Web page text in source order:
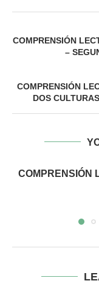
COMPRENSIÓN
–
COMPRENSIÓN
DOS
COMPRENSIÓN